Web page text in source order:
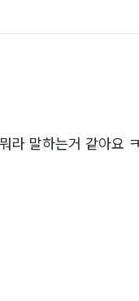
라 말하는거 같아요